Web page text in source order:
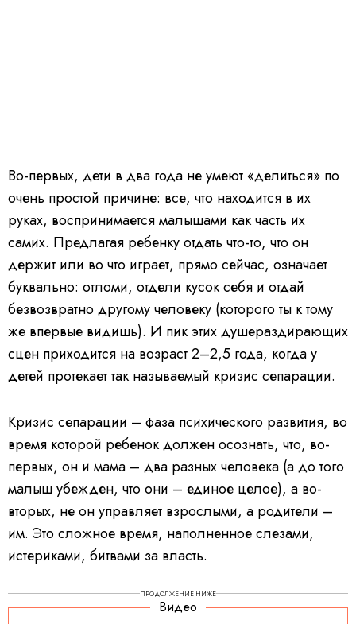
Во-первых, дети в два года не умеют «делиться» по
очень простой причине: все, что находится в их
руках, воспринимается малышами как часть их
самих. Предлагая ребенку отдать что-то, что он
держит или во что играет, прямо сейчас, означает
буквально: отломи, отдели кусок себя и отдай
безвозвратно другому человеку (которого ты к тому
же впервые видишь). И пик этих душераздирающих
сцен приходится на возраст 2–2,5 года, когда у
детей протекает так называемый кризис сепарации.
Кризис сепарации – фаза психического развития, во
время которой ребенок должен осознать, что, во-
первых, он и мама – два разных человека (а до того
малыш убежден, что они – единое целое), а во-
вторых, не он управляет взрослыми, а родители –
им. Это сложное время, наполненное слезами,
истериками, битвами за власть.
ПРОДОЛЖЕНИЕ НИЖЕ
Видео